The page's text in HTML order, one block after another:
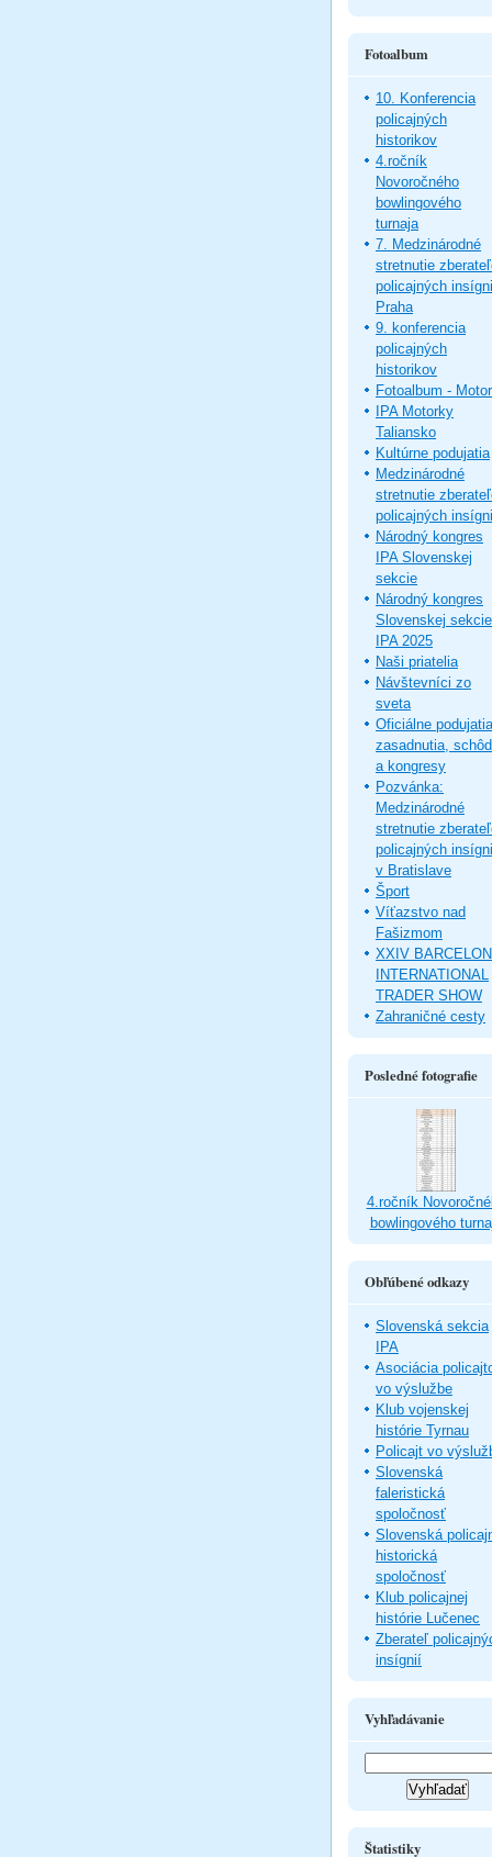
Fotoalbum
10. Konferencia
policajných
historikov
4.ročník
Novoročného
bowlingového
turnaja
7. Medzinárodné
stretnutie
policajných
Praha
9. konferencia
policajných
historikov
Fotoalbum -
IPA Motorky
Taliansko
Kultúrne podujatia
Medzinárodné
stretnutie
policajných
Národný kongres
IPA Slovenskej
sekcie
Národný kongres
Slovenskej sekcie
IPA 2025
Naši priatelia
Návštevníci zo
sveta
Oficiálne
zasadnutia,
a kongresy
Pozvánka:
Medzinárodné
stretnutie
policajných
v Bratislave
Šport
Víťazstvo nad
Fašizmom
XXIV
INTERNATIONAL
TRADER SHOW
Zahraničné cesty
Posledné fotografie
4.ročník
bowlingového
Obľúbené odkazy
Slovenská sekcia
IPA
Asociácia
vo výslužbe
Klub vojenskej
histórie Tyrnau
Policajt vo
Slovenská
faleristická
spoločnosť
Slovenská
historická
spoločnosť
Klub policajnej
histórie Lučenec
Zberateľ
insígnií
Vyhľadávanie
Štatistiky